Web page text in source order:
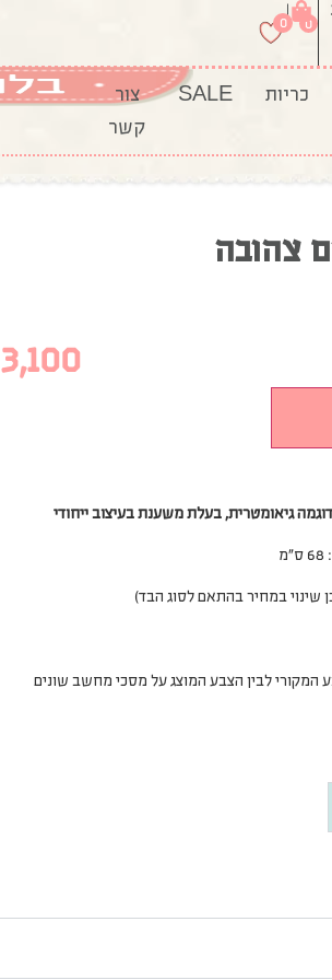
0
|
0
כריות SALE
צור
קשר
צהובה
3,100
גיאומטרית, בעלת משענת בעיצוב ייחודי
שינוי במחיר בהתאם לסוג הבד)
המקורי לבין הצבע המוצג על מסכי מחשב שונים